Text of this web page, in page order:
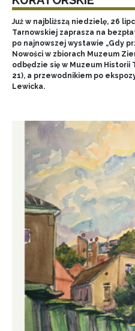
Już w najbliższą niedzielę, 26
Tarnowskiej zaprasza na
po najnowszej wystawie „Gdy
Nowości w zbiorach Muzeum
odbędzie się w Muzeum Historii
21), a przewodnikiem po
Lewicka.